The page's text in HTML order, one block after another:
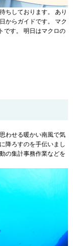
ちしております。 あり
からガイドです。 マク
です。 明日はマクロの
わせる暖かい南風で気
降ろすのを手伝いまし
の集計事務作業などを